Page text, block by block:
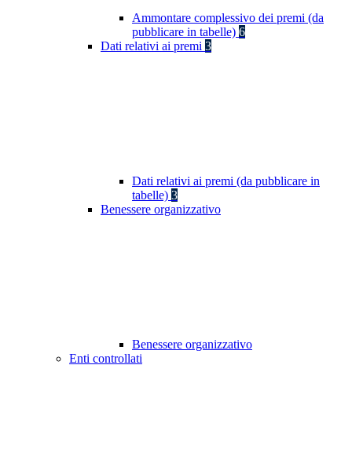
Ammontare complessivo dei premi (da
pubblicare in tabelle) 6
Dati relativi ai premi 3
Dati relativi ai premi (da pubblicare in
tabelle) 3
Benessere organizzativo
Benessere organizzativo
Enti controllati